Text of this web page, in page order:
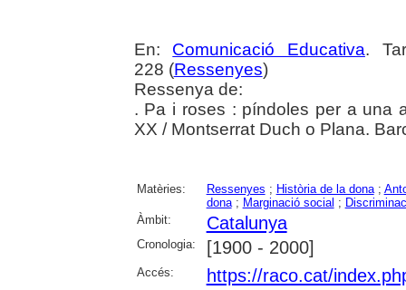
En: Comunicació Educativa.
228 (Ressenyes)
Ressenya de:
. Pa i roses : píndoles per a una
XX / Montserrat Duch o Plana.
Matèries: Ressenyes ; Història de la dona;
dona; Marginació social ;
Àmbit:
Catalunya
Cronologia: [1900 - 2000]
Accés: https://raco.cat/